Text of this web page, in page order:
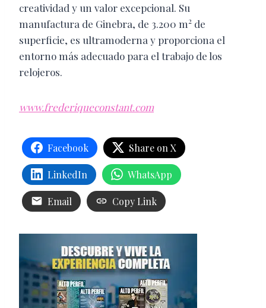
creatividad y un valor excepcional. Su
manufactura de Ginebra, de 3.200 m2 de
superficie, es ultramoderna y proporciona el
entorno más adecuado para el trabajo de los
relojeros.
www.frederiqueconstant.com
Facebook Share on X
LinkedIn WhatsApp
Email Copy Link